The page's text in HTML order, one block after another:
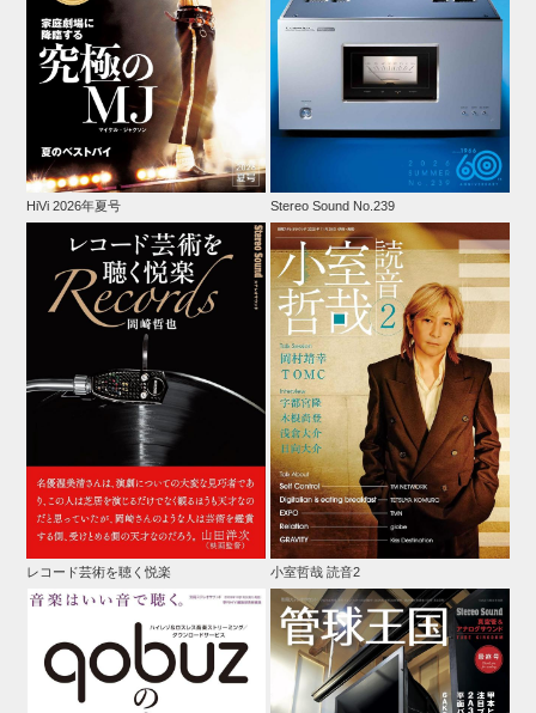
HiVi 2026年夏号 Stereo Sound No.239
レコード芸術を聴く悦楽 小室哲哉 読音2